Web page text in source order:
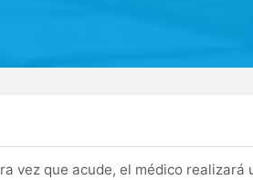
vez que acude, el médico realizará